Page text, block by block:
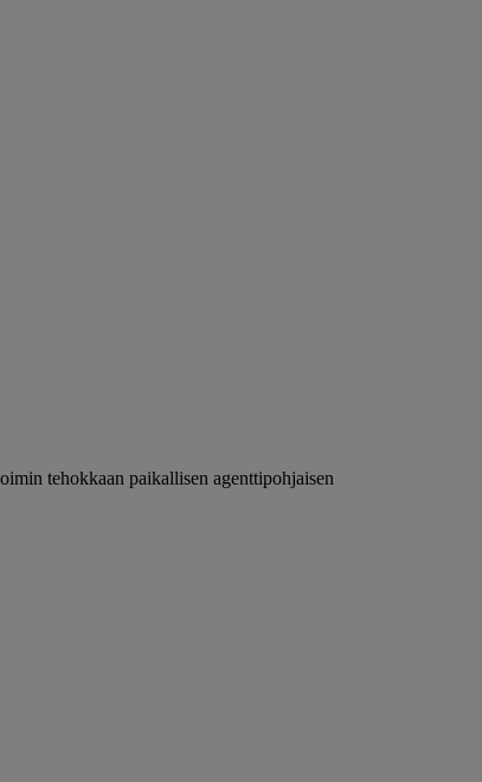
tehokkaan paikallisen agenttipohjaisen